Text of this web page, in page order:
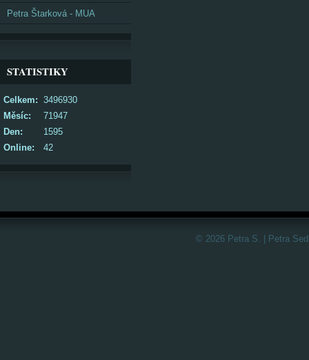
Petra Štarková - MUA
STATISTIKY
Online: 42
Celkem: 3496930
Měsíc:
71947
Den:
1595
© 2026 Petra S. | Petra